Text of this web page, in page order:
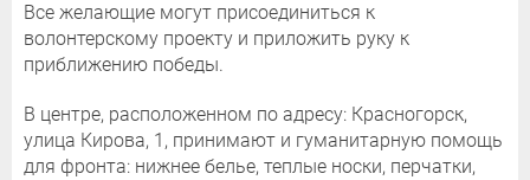
Все желающие могут присоединиться к
волонтерскому проекту и приложить руку к
приближению победы.
В центре, расположенном по адресу: Красногорск,
улица Кирова, 1, принимают и гуманитарную помощь
для фронта: нижнее белье, теплые носки, перчатки,